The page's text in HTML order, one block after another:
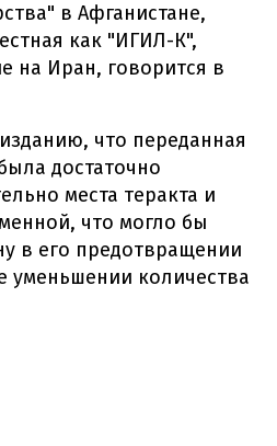
в Афганистане,
как "ИГИЛ-К",
на Иран, говорится в
что переданная
достаточно
места теракта и
что могло бы
в его предотвращении
уменьшении количества